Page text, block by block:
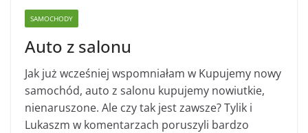
SAMOCHODY
Auto z salonu
Jak już wcześniej wspomniałam w Kupujemy nowy
samochód, auto z salonu kupujemy nowiutkie,
nienaruszone. Ale czy tak jest zawsze? Tylik i
Lukaszm w komentarzach poruszyli bardzo